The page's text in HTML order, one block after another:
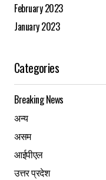
February 2023
January 2023
Categories
Breaking News
अन्य
असम
आईपीएल
उत्तर प्रदेश